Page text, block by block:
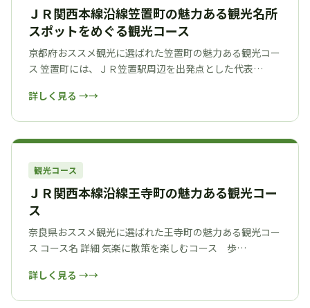
ＪＲ関西本線沿線笠置町の魅力ある観光名所
スポットをめぐる観光コース
京都府おススメ観光に選ばれた笠置町の魅力ある観光コー
ス 笠置町には、ＪＲ笠置駅周辺を出発点とした代表…
詳しく見る →
観光コース
ＪＲ関西本線沿線王寺町の魅力ある観光コー
ス
奈良県おススメ観光に選ばれた王寺町の魅力ある観光コー
ス コース名 詳細 気楽に散策を楽しむコース 歩…
詳しく見る →